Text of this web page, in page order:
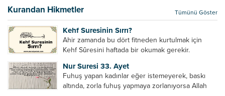
elçilik yaptığı makam adına teşri yapamaz. Sadece
elçi kelimesinin manasından...
Kurandan Hikmetler Tümünü Göster
Kehf Suresinin Sırrı?
Ahir zamanda bu dört fitneden kurtulmak için
Kehf Sûresini haftada bir okumak gerekir.
din algısı, yanlış din öğreten hoca algısını yenmek
vb. Dini doğru...
Nur Suresi 33. Ayet
Fuhuş yapan kadınlar eğer istemeyerek, baskı
altında, zorla fuhuş yapmaya zorlanıyorsa Allah